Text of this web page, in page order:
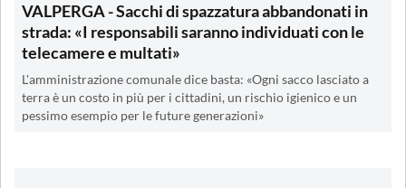
VALPERGA - Sacchi di spazzatura abbandonati in
strada: «I responsabili saranno individuati con le
telecamere e multati»
L'amministrazione comunale dice basta: «Ogni sacco lasciato a
terra è un costo in più per i cittadini, un rischio igienico e un
pessimo esempio per le future generazioni»